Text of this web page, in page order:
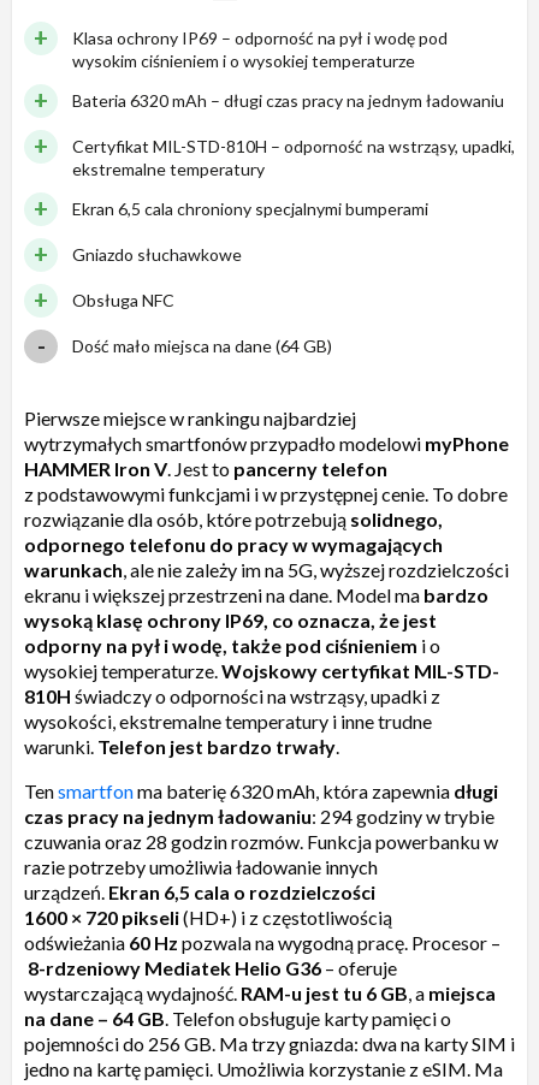
Klasa ochrony IP69 – odporność na pył i wodę pod
wysokim ciśnieniem i o wysokiej temperaturze
Bateria 6320 mAh – długi czas pracy na jednym ładowaniu
Certyfikat MIL-STD-810H – odporność na wstrząsy, upadki,
ekstremalne temperatury
Ekran 6,5 cala chroniony specjalnymi bumperami
Gniazdo słuchawkowe
Obsługa NFC
Dość mało miejsca na dane (64 GB)
Pierwsze miejsce w rankingu najbardziej
wytrzymałych smartfonów przypadło modelowi myPhone
HAMMER Iron V. Jest to pancerny telefon
z podstawowymi funkcjami i w przystępnej cenie. To dobre
rozwiązanie dla osób, które potrzebują solidnego,
odpornego telefonu do pracy w wymagających
warunkach, ale nie zależy im na 5G, wyższej rozdzielczości
ekranu i większej przestrzeni na dane. Model ma bardzo
wysoką klasę ochrony IP69, co oznacza, że jest
odporny na pył i wodę, także pod ciśnieniem i o
wysokiej temperaturze.Wojskowy certyfikat MIL-STD-
810H świadczy o odporności na wstrząsy, upadki z
wysokości, ekstremalne temperatury i inne trudne
warunki. Telefon jest bardzo trwały.
Tensmartfonma baterię 6320 mAh, która zapewnia długi
czas pracy na jednym ładowaniu: 294 godziny w trybie
czuwania oraz 28 godzin rozmów. Funkcja powerbanku w
razie potrzeby umożliwia ładowanie innych
urządzeń. Ekran 6,5 cala o rozdzielczości
1600 × 720 pikseli(HD+) i z częstotliwością
odświeżania 60 Hz pozwala na wygodną pracę. Procesor –
8-rdzeniowy Mediatek Helio G36 – oferuje
wystarczającą wydajność. RAM-u jest tu 6 GB, a miejsca
na dane – 64 GB. Telefon obsługuje karty pamięci o
pojemności do 256 GB. Ma trzy gniazda: dwa na karty SIM i
jedno na kartę pamięci. Umożliwia korzystanie z eSIM. Ma